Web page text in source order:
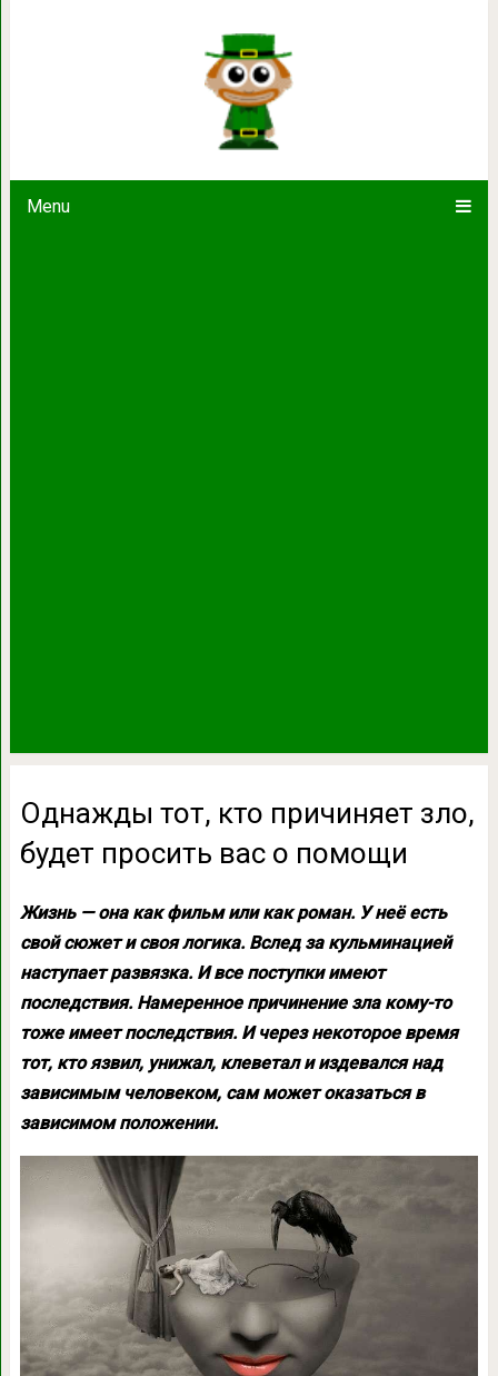
Menu
Однажды тот, кто причиняет зло,
Однажды тот, кто причиняет зло,
будет просить вас о помощи
Жизнь — она как фильм или как роман. У неё есть
свой сюжет и своя логика. Вслед за кульминацией
наступает развязка. И все поступки имеют
последствия. Намеренное причинение зла кому-то
тоже имеет последствия. И через некоторое время
тот, кто язвил, унижал, клеветал и издевался над
зависимым человеком, сам может оказаться в
зависимом положении.